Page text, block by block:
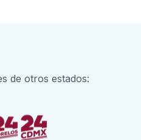
de otros estados: